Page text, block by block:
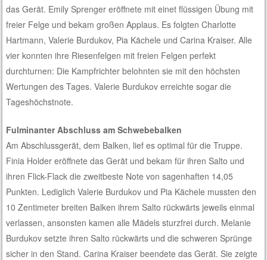
das Gerät. Emily Sprenger eröffnete mit einet flüssigen Übung mit
freier Felge und bekam großen Applaus. Es folgten Charlotte
Hartmann, Valerie Burdukov, Pia Kächele und Carina Kraiser. Alle
vier konnten ihre Riesenfelgen mit freien Felgen perfekt
durchturnen: Die Kampfrichter belohnten sie mit den höchsten
Wertungen des Tages. Valerie Burdukov erreichte sogar die
Tageshöchstnote.
Fulminanter Abschluss am Schwebebalken
Am Abschlussgerät, dem Balken, lief es optimal für die Truppe.
Finia Holder eröffnete das Gerät und bekam für ihren Salto und
ihren Flick-Flack die zweitbeste Note von sagenhaften 14,05
Punkten. Lediglich Valerie Burdukov und Pia Kächele mussten den
10 Zentimeter breiten Balken ihrem Salto rückwärts jeweils einmal
verlassen, ansonsten kamen alle Mädels sturzfrei durch. Melanie
Burdukov setzte ihren Salto rückwärts und die schweren Sprünge
sicher in den Stand. Carina Kraiser beendete das Gerät. Sie zeigte